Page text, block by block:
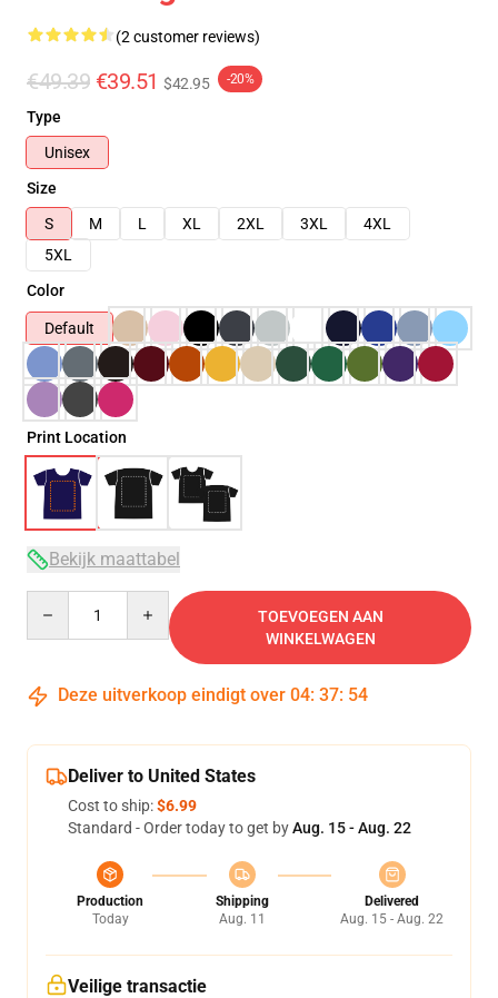
(2 customer reviews)
€49.39 €39.51 $42.95 -20%
Type
Unisex
Size
S
M L XL 2XL 3XL
4XL
5XL
Color
Default
Print Location
Bekijk maattabel
TOEVOEGEN AAN
WINKELWAGEN
Deze uitverkoop eindigt over 04: 37: 54
Deliver to United States
Cost to ship:$6.99
Standard - Order today to get byAug. 15 - Aug. 22
Production
Today
Shipping
Aug. 11
Delivered
Aug. 15 - Aug. 22
Veilige transactie